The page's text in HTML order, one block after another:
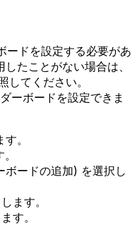
ードを設定する必要があ
たことがない場合は、
してください。
ーボードを設定できま
。
ボードの追加) を選択し
ます。
す。